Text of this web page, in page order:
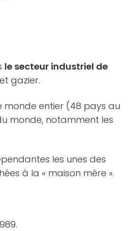
le secteur industriel de
gazier.
monde entier (48 pays au
monde, notamment les
les unes des
à la « maison mère ».